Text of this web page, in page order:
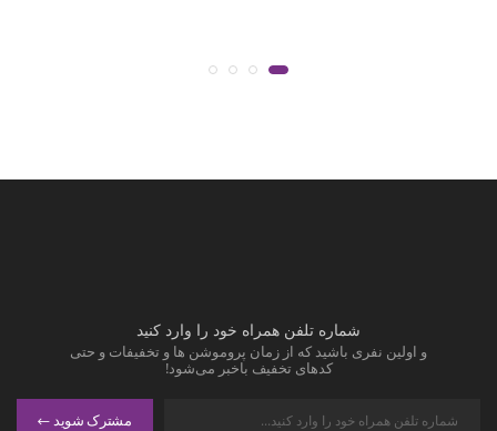
شماره تلفن همراه خود را وارد کنید
و اولین نفری باشید که از زمان پروموشن ها و تخفیفات و حتی
کدهای تخفیف باخبر می‌شود!
مشترک شوید